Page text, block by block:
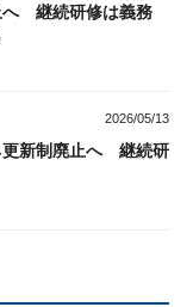
へ 継続研修は義務
2026/05/13
新制廃止へ 継続研